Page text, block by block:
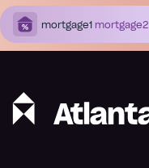
mortgage1 mortgage2